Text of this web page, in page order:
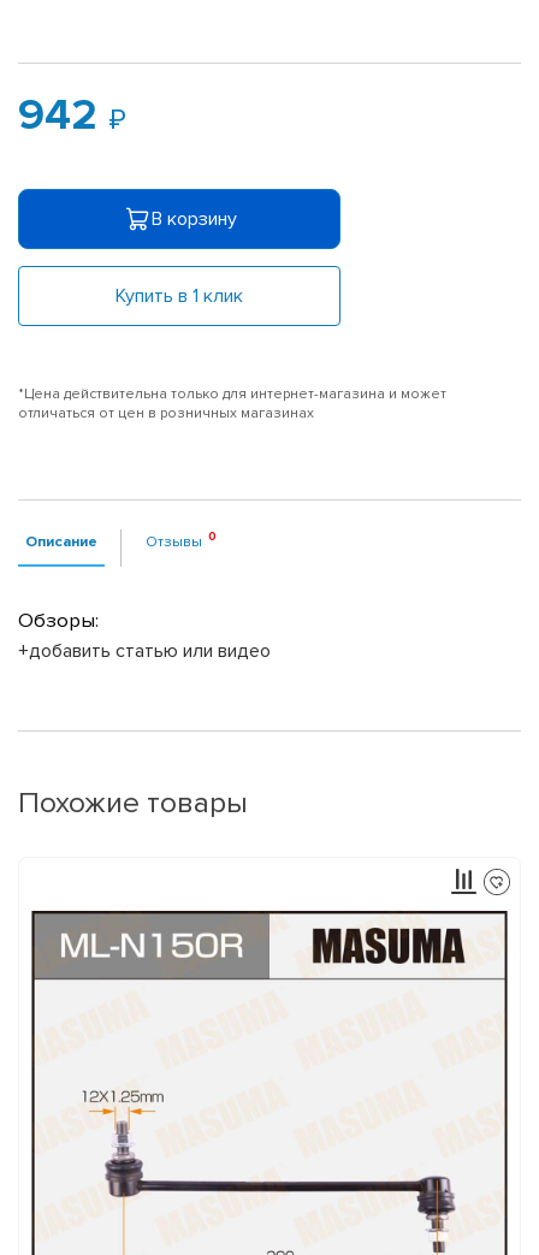
942
В корзину
Купить в 1 клик
*Цена действительна только для интернет-магазина и может
отличаться от цен в розничных магазинах
Описание Отзывы
Обзоры:
+добавить статью или видео
Похожие товары